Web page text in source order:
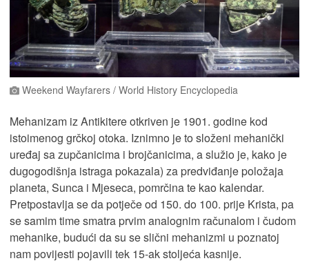
Weekend Wayfarers / World History Encyclopedia
Mehanizam iz Antikitere otkriven je 1901. godine kod
istoimenog grčkoj otoka. Iznimno je to složeni mehanički
uređaj sa zupčanicima i brojčanicima, a služio je, kako je
dugogodišnja istraga pokazala) za predviđanje položaja
planeta, Sunca i Mjeseca, pomrčina te kao kalendar.
Pretpostavlja se da potječe od 150. do 100. prije Krista, pa
se samim time smatra prvim analognim računalom i čudom
mehanike, budući da su se slični mehanizmi u poznatoj
nam povijesti pojavili tek 15-ak stoljeća kasnije.